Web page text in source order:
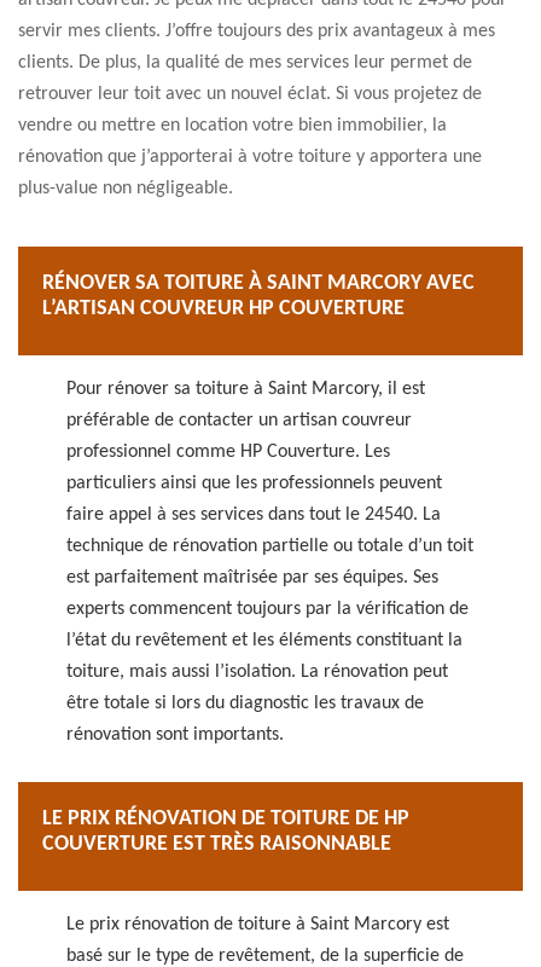
servir mes clients. J’offre toujours des prix avantageux à mes
clients. De plus, la qualité de mes services leur permet de
retrouver leur toit avec un nouvel éclat. Si vous projetez de
vendre ou mettre en location votre bien immobilier, la
rénovation que j’apporterai à votre toiture y apportera une
plus-value non négligeable.
RÉNOVER SA TOITURE À SAINT MARCORY AVEC
L’ARTISAN COUVREUR HP COUVERTURE
Pour rénover sa toiture à Saint Marcory, il est
préférable de contacter un artisan couvreur
professionnel comme HP Couverture. Les
particuliers ainsi que les professionnels peuvent
faire appel à ses services dans tout le 24540. La
technique de rénovation partielle ou totale d’un toit
est parfaitement maîtrisée par ses équipes. Ses
experts commencent toujours par la vérification de
l’état du revêtement et les éléments constituant la
toiture, mais aussi l’isolation. La rénovation peut
être totale si lors du diagnostic les travaux de
rénovation sont importants.
LE PRIX RÉNOVATION DE TOITURE DE HP
COUVERTURE EST TRÈS RAISONNABLE
Le prix rénovation de toiture à Saint Marcory est
basé sur le type de revêtement, de la superficie de